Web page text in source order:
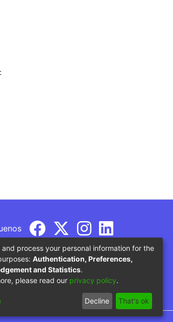
del Ministerio de Educación
and process your personal information for the
Authentication, Preferences,
and Statistics.
please read our privacy policy.
Decline That's ok